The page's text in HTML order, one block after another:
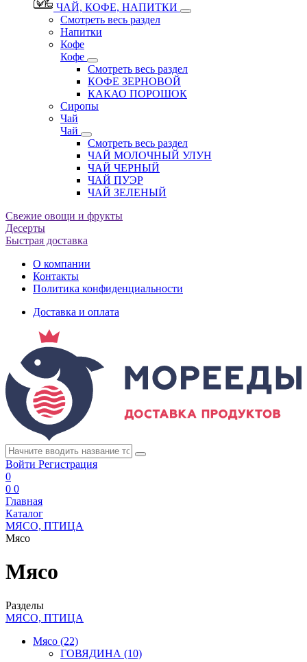
ЧАЙ, КОФЕ, НАПИТКИ
Смотреть весь раздел
Напитки
Кофе
Кофе
Смотреть весь раздел
КОФЕ ЗЕРНОВОЙ
КАКАО ПОРОШОК
Сиропы
Чай
Чай
Смотреть весь раздел
ЧАЙ МОЛОЧНЫЙ УЛУН
ЧАЙ ЧЕРНЫЙ
ЧАЙ ПУЭР
ЧАЙ ЗЕЛЕНЫЙ
Свежие овощи и фрукты
Десерты
Быстрая доставка
О компании
Контакты
Политика конфиденциальности
Доставка и оплата
Войти Регистрация
0
0 0
Главная
Каталог
МЯСО, ПТИЦА
Мясо
Мясо
Разделы
МЯСО, ПТИЦА
Мясо (22)
ГОВЯДИНА (10)